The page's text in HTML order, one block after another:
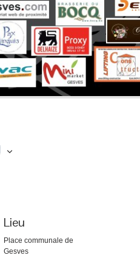
Lieu
Place communale de
Gesves